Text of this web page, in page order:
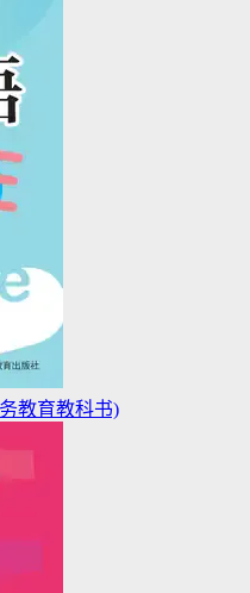
教育教科书)